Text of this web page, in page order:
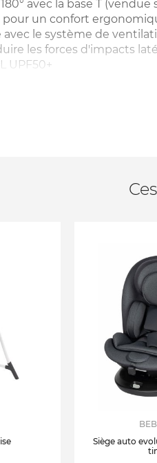
avec la base T
pour un confort
le système de
les forces d'impacts
UPF50+
ou avec la ceinture
de ceintures
Siège auto